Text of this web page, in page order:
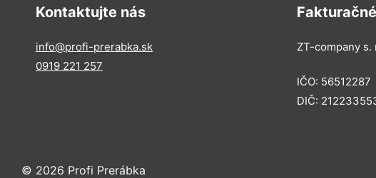
Kontaktujte nás
info@profi-prerabka.sk
0919 221 257
ZT-company s.
IČO: 56512287
DIČ:
© 2026 Profi Prerábka